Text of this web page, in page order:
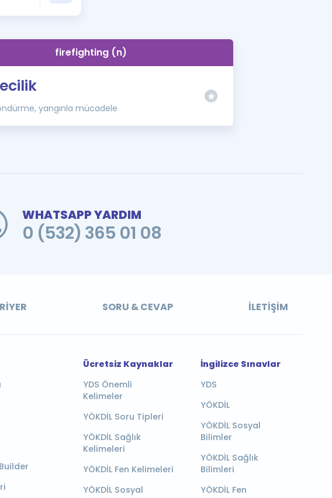
Gramer
firefighting (n)
yangınla mücadele
WHATSAPP YARDIM
0 (532) 365 01 08
SORU & CEVAP İLETIŞIM
Ücretsiz Kaynaklar
YDS Önemli
Kelimeler
YÖKDİL Soru Tipleri
YÖKDİL Sağlık
Kelimeleri
YÖKDİL Fen Kelimeleri
YÖKDİL Sosyal
İngilizce Sınavlar
YDS
YÖKDİL
YÖKDİL Sosyal
Bilimler
YÖKDİL Sağlık
Bilimleri
YÖKDİL Fen